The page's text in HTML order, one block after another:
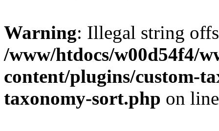
Warning: Illegal string
/www/htdocs/w00d54f4/
content/plugins/custom-
taxonomy-sort.php on